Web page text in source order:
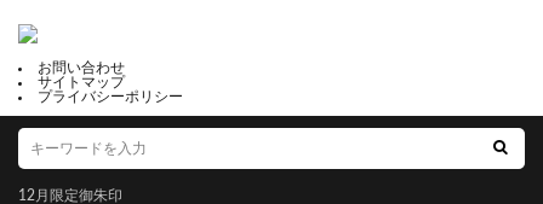
お問い合わせ
サイトマップ
プライバシーポリシー
12月限定御朱印